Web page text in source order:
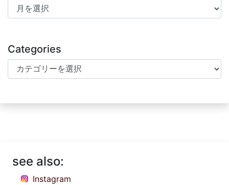
Archives
Categories
Categories
see also:
Instagram